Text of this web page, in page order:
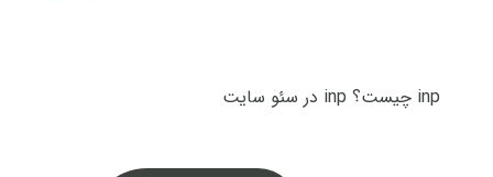
inp چیست؟ inp در سئو سایت